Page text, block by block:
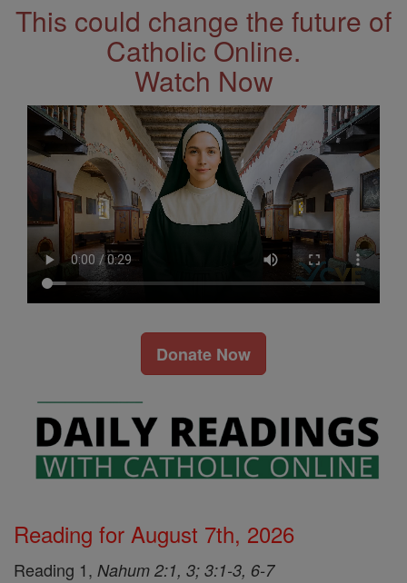
This could change the future of
Catholic Online.
Watch Now
Donate Now
Reading for August 7th, 2026
Reading 1, Nahum 2:1, 3; 3:1-3, 6-7